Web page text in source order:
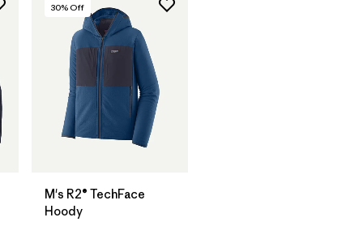
30% Off
M's R2® TechFace
Hoody